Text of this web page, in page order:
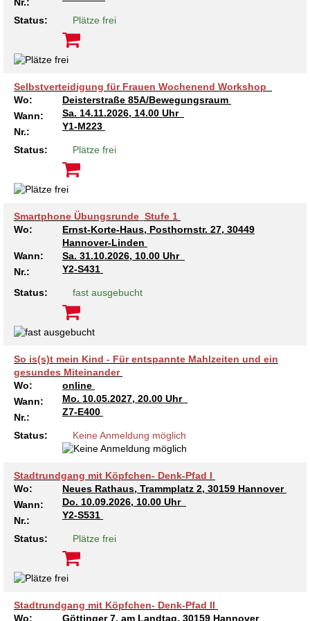
Kindertagesstätte Tresckowstraße
Kindertagesstätte Voltmerstraße
Kindertagesstätte Wiehbergstraße
Status: Plätze frei
Selbstverteidigung für Frauen Wochenend Workshop
Wo:
Deisterstraße 85A/Bewegungsraum
Wann:
Sa. 14.11.2026, 14.00 Uhr
Nr.:
Y1-M223
Status: Plätze frei
Smartphone Übungsrunde_Stufe 1
Wo:
Ernst-Korte-Haus, Posthornstr. 27, 30449
Hannover-Linden
Wann:
Sa. 31.10.2026, 10.00 Uhr
Nr.:
Y2-S431
Status: fast ausgebucht
So is(s)t mein Kind - Für entspannte Mahlzeiten und ein
gesundes Miteinander
Wo:
online
Wann:
Mo. 10.05.2027, 20.00 Uhr
Nr.:
Z7-E400
Status: Keine Anmeldung möglich
Stadtrundgang mit Köpfchen- Denk-Pfad I
Wo:
Neues Rathaus, Trammplatz 2, 30159 Hannover
Wann:
Do. 10.09.2026, 10.00 Uhr
Nr.:
Y2-S531
Status: Plätze frei
Stadtrundgang mit Köpfchen- Denk-Pfad II
Wo:
Göttinger 7, am Landtag, 30159 Hannover